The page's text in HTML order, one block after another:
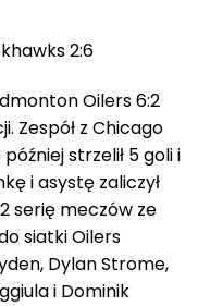
2:6
Oilers 6:2
Zespół z Chicago
strzelił 5 goli i
i asystę zaliczył
serię meczów ze
siatki Oilers
Dylan Strome,
i Dominik